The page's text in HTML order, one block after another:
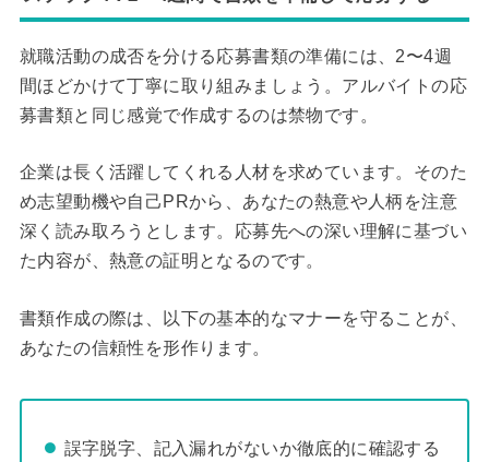
就職活動の成否を分ける応募書類の準備には、2〜4週
間ほどかけて丁寧に取り組みましょう。アルバイトの応
募書類と同じ感覚で作成するのは禁物です。
企業は長く活躍してくれる人材を求めています。そのた
め志望動機や自己PRから、あなたの熱意や人柄を注意
深く読み取ろうとします。応募先への深い理解に基づい
た内容が、熱意の証明となるのです。
書類作成の際は、以下の基本的なマナーを守ることが、
あなたの信頼性を形作ります。
誤字脱字、記入漏れがないか徹底的に確認する